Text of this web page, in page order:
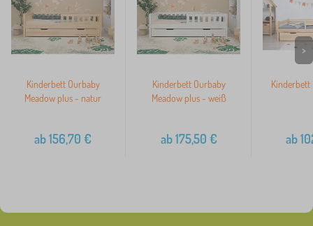
Kinderbett Ourbaby
Meadow plus - natur
ab156,70 €
Kinderbett Ourbaby
Meadow plus - weiß
ab175,50 €
Kinderbett
ab
>